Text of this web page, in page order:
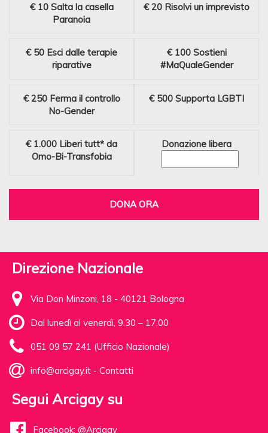
€ 10 Salta la casella
Paranoia
€ 20 Risolvi un imprevisto
€ 50 Esci dalle terapie
riparative
€ 100 Sostieni
#MaQualeGender
€ 250 Ferma il controllo
No-Gender
€ 500 Supporta LGBTI
€ 1.000 Liberi tutt* da
Omo-Bi-Transfobia
Donazione libera
DONA ORA
Direzione Nazionale
Via Don Minzoni, 18 - 40121 Bologna
Dal lunedì al venerdì, 9.30 – 17.00
051 09 57 241 (Ufficio Nazionale)
info@arcigay.it - Contatti
Segui Arcigay su
Facebook: @Arcigay